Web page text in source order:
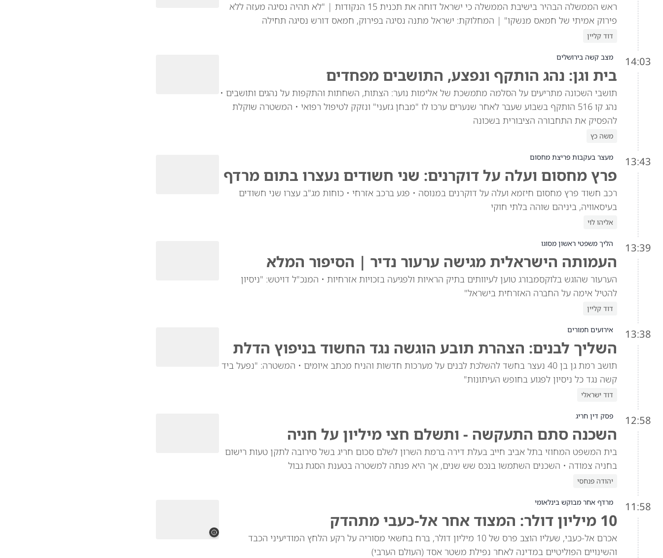
ראש הממשלה הבהיר בישיבת הממשלה כי ישראל דוחה את תכנית 15 הנקודות | "לא תהיה נסיגה מעזה ללא
פירוק אמיתי של חמאס מנשקו" | המחלוקת: ישראל מתנה נסיגה בפירוק, חמאס דורש נסיגה תחילה
דוד קליין
14:03 מצב קשה בירושלים
בית וגן: נהג הותקף ונפצע, התושבים מפחדים
תושבי השכונה מתריעים על הסלמה מתמשכת של אלימות נוער: הצתות, השחתות והתקפות על נהגים ותושבים •
נהג קו 516 הותקף בשבוע שעבר לאחר שנערים ערכו לו "מבחן גזעני" ונזקק לטיפול רפואי • המשטרה שוקלת
להפסיק את התחבורה הציבורית בשכונה
משה כץ
13:43 מעצר בעקבות פריצת מחסום
פרץ מחסום ועלה על דוקרנים: שני חשודים נעצרו בתום מרדף
רכב חשוד פרץ מחסום חיזמא ועלה על דוקרנים במנוסה • פגע ברכב אזרחי • כוחות מג"ב עצרו שני חשודים
בעיסאוויה, ביניהם שוהה בלתי חוקי
אליהו לוי
13:39 הליך משפטי ראשון מסוגו
העמותה הישראלית מגישה ערעור נדיר | הסיפור המלא
הערעור שהוגש בלוקסמבורג טוען לעיוותים בתיק הראיות ולפגיעה בזכויות אזרחיות • המנכ"ל דויטש: "ניסיון
להטיל אימה על החברה האזרחית בישראל"
דוד קליין
13:38 אירועים חמורים
השליך לבנים: הצהרת תובע הוגשה נגד החשוד בניפוץ הדלת
תושב רמת גן בן 40 נעצר בחשד להשלכת לבנים על מערכות חדשות והניח מכתב איומים • המשטרה: "נפעל ביד
קשה נגד כל ניסיון לפגוע בחופש העיתונות"
דוד ישראלי
12:58 פסק דין חריג
השכנה סתם התעקשה - ותשלם חצי מיליון על חניה
בית המשפט המחוזי בתל אביב חייב בעלת דירה ברמת השרון לשלם סכום חריג בשל סירובה לתקן טעות רישום
בחניה צמודה • השכנים השתמשו בנכס שש שנים, אך היא פנתה למשטרה בטענת הסגת גבול
יהודה פנחסי
11:58 מרדף אחר מבוקש בינלאומי
10 מיליון דולר: המצוד אחר אל-כעבי מתהדק
אכרם אל-כעבי, שעליו הוצב פרס של 10 מיליון דולר, ברח בחשאי מסוריה על רקע הלחץ המודיעיני הכבד
והשינויים הפוליטיים במדינה לאחר נפילת משטר אסד (העולם הערבי)